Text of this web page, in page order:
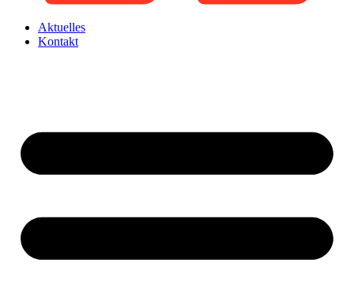
Aktuelles
Kontakt